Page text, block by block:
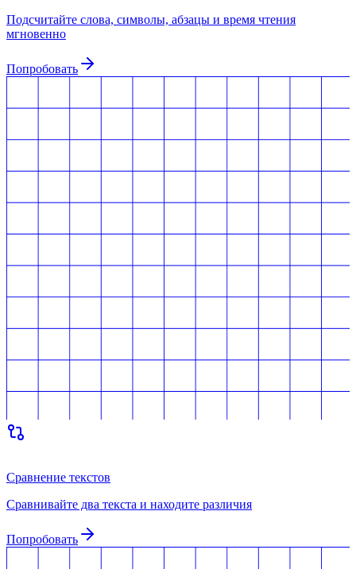
Подсчитайте слова, символы, абзацы и время чтения
мгновенно
Попробовать
Сравнение текстов
Сравнивайте два текста и находите различия
Попробовать